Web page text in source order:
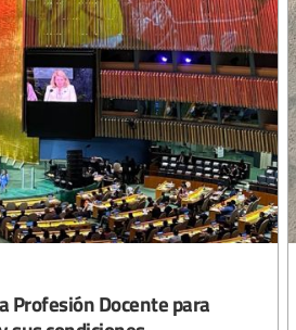
Profesión Docente para